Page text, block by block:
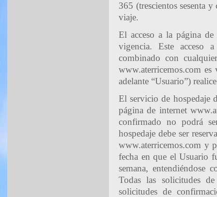
365 (trescientos sesenta
viaje.
El acceso a la página de
vigencia. Este acceso
combinado con
www.aterricemos.com
adelante “Usuario”)
El servicio de hospedaje
página de internet
confirmado no podrá
hospedaje debe ser
www.aterricemos.com y
fecha en que el Usuario
semana, entendiéndose
Todas las solicitudes
solicitudes de